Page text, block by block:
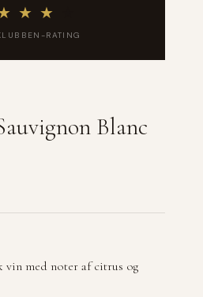
★ ★
RATING
Blanc
vin med noter af citrus og